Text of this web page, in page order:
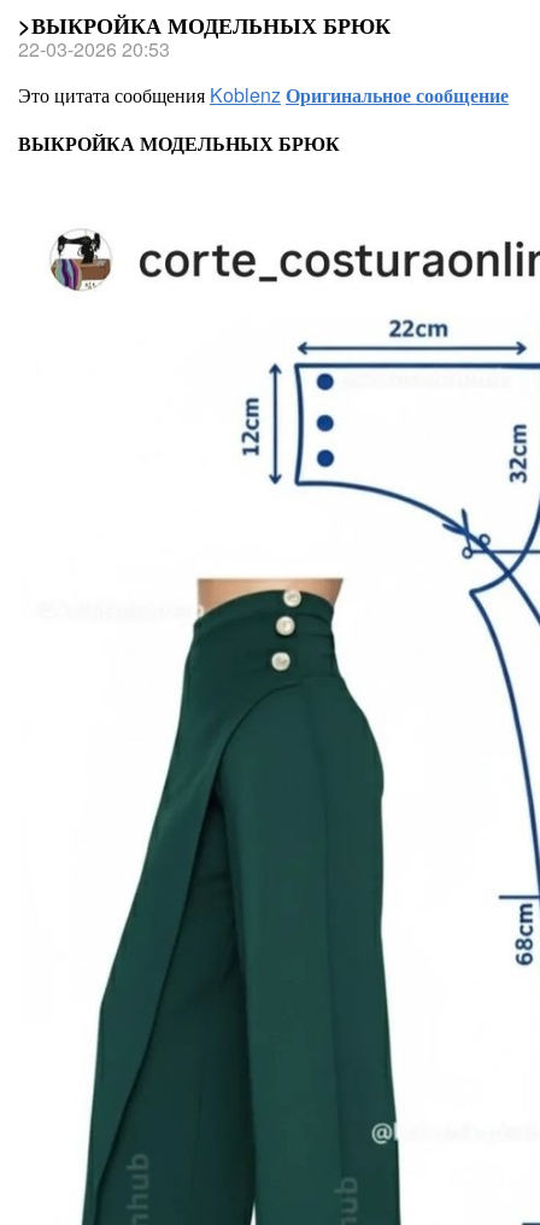
>ВЫКРОЙКА МОДЕЛЬНЫХ БРЮК
22-03-2026 20:53
Это цитата сообщения KoblenzОригинальное сообщение
ВЫКРОЙКА МОДЕЛЬНЫХ БРЮК